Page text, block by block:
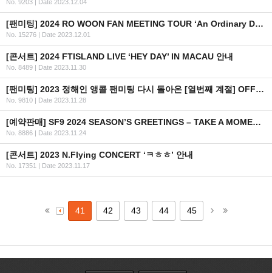
No. 9203 | Date 2023.12.04
[팬미팅] 2024 RO WOON FAN MEETING TOUR ‘An Ordinary Day’ IN TAIPEI 개최 안내
No. 15276 | Date 2023.12.01
[콘서트] 2024 FTISLAND LIVE ‘HEY DAY’ IN MACAU 안내
No. 8489 | Date 2023.11.30
[팬미팅] 2023 정해인 앵콜 팬미팅 다시 돌아온 [열번째 계절] OFFICIAL MD 판매 안내
No. 9810 | Date 2023.11.28
[예약판매] SF9 2024 SEASON’S GREETINGS – TAKE A MOMENT 예약판매 안내
No. 8886 | Date 2023.11.24
[콘서트] 2023 N.Flying CONCERT ‘ㅋㅎㅎ’ 안내
No. 17351 | Date 2023.11.17
41 42 43 44 45